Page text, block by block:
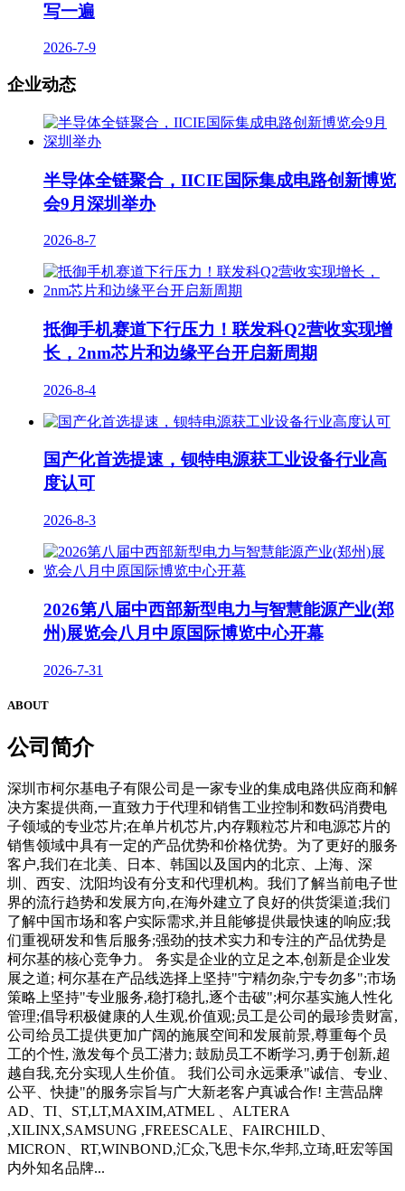
写一遍
2026-7-9
企业动态
半导体全链聚合，IICIE国际集成电路创新博览
会9月深圳举办
2026-8-7
抵御手机赛道下行压力！联发科Q2营收实现增
长，2nm芯片和边缘平台开启新周期
2026-8-4
国产化首选提速，钡特电源获工业设备行业高
度认可
2026-8-3
2026第八届中西部新型电力与智慧能源产业(郑
州)展览会八月中原国际博览中心开幕
2026-7-31
ABOUT
公司简介
深圳市柯尔基电子有限公司是一家专业的集成电路供应商和解
决方案提供商,一直致力于代理和销售工业控制和数码消费电
子领域的专业芯片;在单片机芯片,内存颗粒芯片和电源芯片的
销售领域中具有一定的产品优势和价格优势。为了更好的服务
客户,我们在北美、日本、韩国以及国内的北京、上海、深
圳、西安、沈阳均设有分支和代理机构。我们了解当前电子世
界的流行趋势和发展方向,在海外建立了良好的供货渠道;我们
了解中国市场和客户实际需求,并且能够提供最快速的响应;我
们重视研发和售后服务;强劲的技术实力和专注的产品优势是
柯尔基的核心竞争力。 务实是企业的立足之本,创新是企业发
展之道; 柯尔基在产品线选择上坚持"宁精勿杂,宁专勿多";市场
策略上坚持"专业服务,稳打稳扎,逐个击破";柯尔基实施人性化
管理;倡导积极健康的人生观,价值观;员工是公司的最珍贵财富,
公司给员工提供更加广阔的施展空间和发展前景,尊重每个员
工的个性, 激发每个员工潜力; 鼓励员工不断学习,勇于创新,超
越自我,充分实现人生价值。 我们公司永远秉承"诚信、专业、
公平、快捷"的服务宗旨与广大新老客户真诚合作! 主营品牌
AD、TI、ST,LT,MAXIM,ATMEL 、ALTERA
,XILINX,SAMSUNG ,FREESCALE、FAIRCHILD、
MICRON、RT,WINBOND,汇众,飞思卡尔,华邦,立琦,旺宏等国
内外知名品牌...